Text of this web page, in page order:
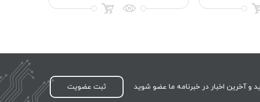
و آخرین اخبار در خبرنامه ما عضو شوید ثبت عضویت